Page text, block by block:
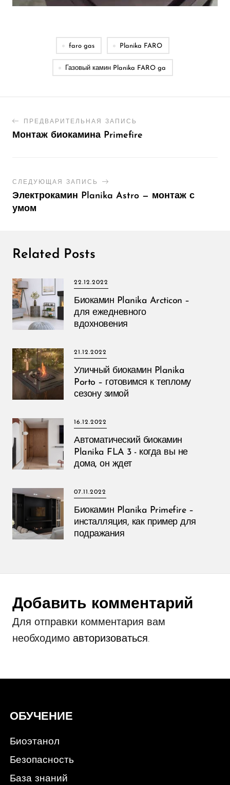
faro gas Planika FARO
Газовый камин Planika FARO ga
ПРЕДВАРИТЕЛЬНАЯ ЗАПИСЬ
Монтаж биокамина Primefire
СЛЕДУЮЩАЯ ЗАПИСЬ
Электрокамин Planika Astro — монтаж с
умом
Related Posts
22.12.2022
Биокамин Planika Arcticon –
для ежедневного
вдохновения
21.12.2022
Уличный биокамин Planika
Porto – готовимся к теплому
сезону зимой
16.12.2022
Автоматический биокамин
Planika FLA 3 - когда вы не
дома, он ждет
07.11.2022
Биокамин Planika Primefire –
инсталляция, как пример для
подражания
Добавить комментарий
Для отправки комментария вам
необходимо авторизоваться.
ОБУЧЕНИЕ
Биоэтанол
Безопасность
База знаний